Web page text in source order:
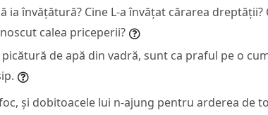
ia învățătură? Cine L-a învățat cărarea dreptății?
calea priceperii?
de apă din vadră, sunt ca praful pe o
și dobitoacele lui n-ajung pentru arderea de